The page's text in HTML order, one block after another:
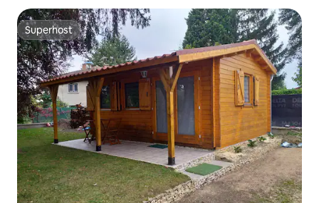
Superhost
Superhost